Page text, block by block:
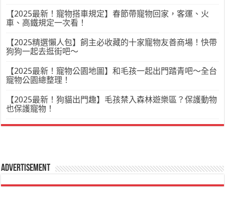
【2025最新！寵物搭車規定】春節帶寵物回家，客運、火
車、高鐵規定一次看！
【2025精選懶人包】飼主必收藏的十家寵物友善商場！快帶
狗狗一起去逛街吧～
【2025最新！寵物公園地圖】和毛孩一起出門踏青吧～全台
寵物公園總整理！
【2025最新！狗貓出門趣】毛孩禁入森林遊樂區？保護動物
也保護寵物！
Advertisement